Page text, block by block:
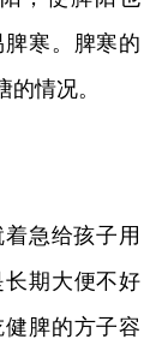
寒。脾寒的
情况。
急给孩子用
期大便不好
脾的方子容